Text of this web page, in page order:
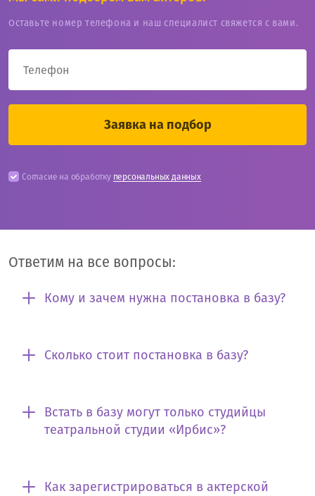
Оставьте номер телефона и наш специалист свяжется с вами.
Согласие на обработку персональных данных
Ответим на все вопросы:
Кому и зачем нужна постановка в базу?
Сколько стоит постановка в базу?
Встать в базу могут только студийцы
театральной студии «Ирбис»?
Как зарегистрироваться в актерской